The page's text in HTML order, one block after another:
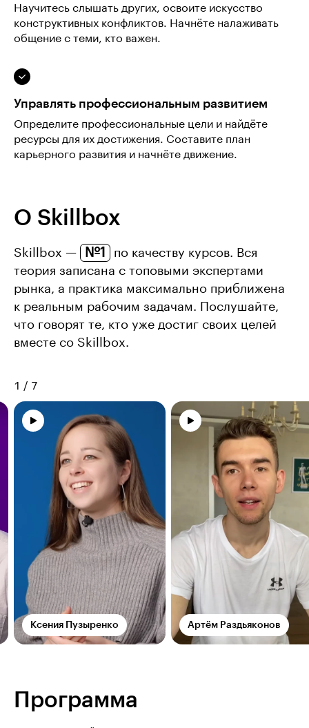
Научитесь слышать других, освоите искусство
конструктивных конфликтов. Начнёте налаживать
общение с теми, кто важен.
Управлять профессиональным развитием
Определите профессиональные цели и найдёте
ресурсы для их достижения. Составите план
карьерного развития и начнёте движение.
О Skillbox
Skillbox — №1
по качеству курсов. Вся
теория записана с топовыми экспертами
рынка, а практика максимально приближена
к реальным рабочим задачам. Послушайте,
что говорят те, кто уже достиг своих целей
вместе со Skillbox.
1 / 7
Ксения Пузыренко Артём Раздьяконов
Программа